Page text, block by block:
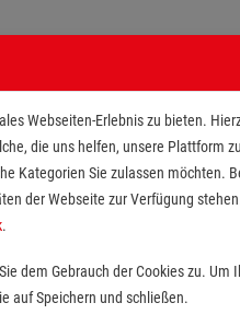
Webseiten-Erlebnis zu bieten.
die uns helfen, unsere Plattform
Kategorien Sie zulassen möchten.
der Webseite zur Verfügung
.
dem Gebrauch der Cookies zu. Um
auf Speichern und schließen.